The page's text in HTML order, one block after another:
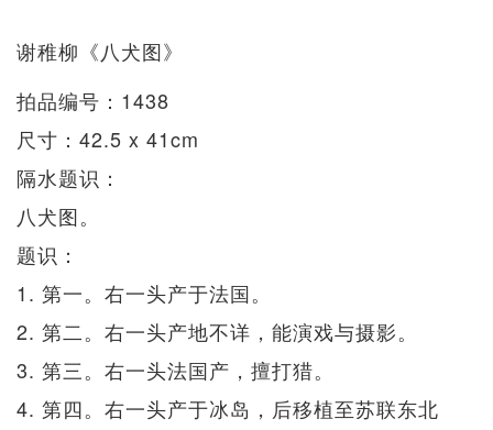
谢稚柳《八犬图》
拍品编号：1438
尺寸：42.5 x 41cm
隔水题识：
八犬图。
题识：
1. 第一。右一头产于法国。
2. 第二。右一头产地不详，能演戏与摄影。
3. 第三。右一头法国产，擅打猎。
4. 第四。右一头产于冰岛，后移植至苏联东北